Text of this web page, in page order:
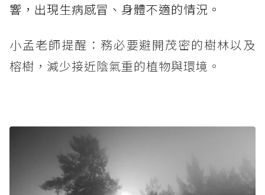
響，出現生病感冒、身體不適的情況。
小孟老師提醒：務必要避開茂密的樹林以及
榕樹，減少接近陰氣重的植物與環境。